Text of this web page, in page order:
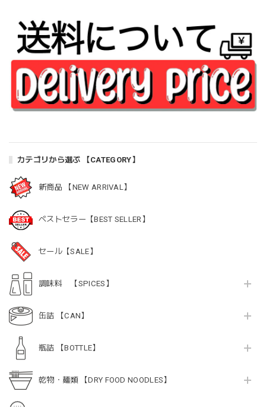
カテゴリから選ぶ 【CATEGORY】
新商品 【NEW ARRIVAL】
ベストセラー【BEST SELLER】
セール【SALE】
調味料 【SPICES】
缶詰 【CAN】
瓶詰 【BOTTLE】
乾物・麺類 【DRY FOOD NOODLES】